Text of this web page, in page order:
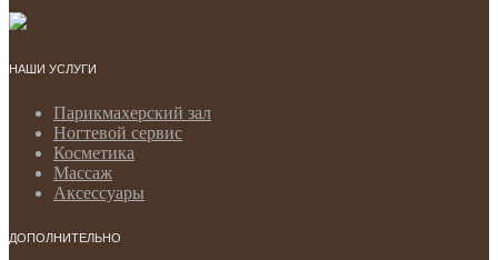
НАШИ УСЛУГИ
Парикмахерский зал
Ногтевой сервис
Косметика
Массаж
Аксессуары
ДОПОЛНИТЕЛЬНО